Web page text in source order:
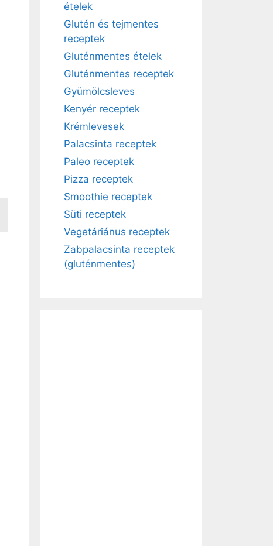
ételek
Glutén és tejmentes
receptek
Gluténmentes ételek
Gluténmentes receptek
Gyümölcsleves
Kenyér receptek
Krémlevesek
Palacsinta receptek
Paleo receptek
Pizza receptek
Smoothie receptek
Süti receptek
Vegetáriánus receptek
Zabpalacsinta receptek
(gluténmentes)